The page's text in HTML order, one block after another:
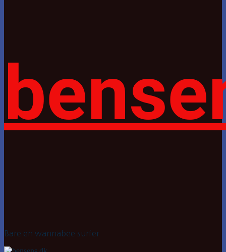
Bare en wannabee surfer